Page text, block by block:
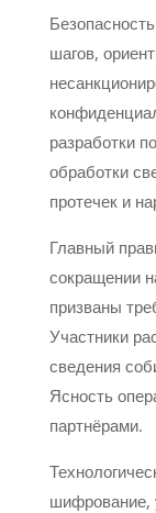
шагов,
разработки
обработки
протечек и
Главный
сокращении
призваны
Участники
сведения
Ясность
партнёрами.
шифрование,